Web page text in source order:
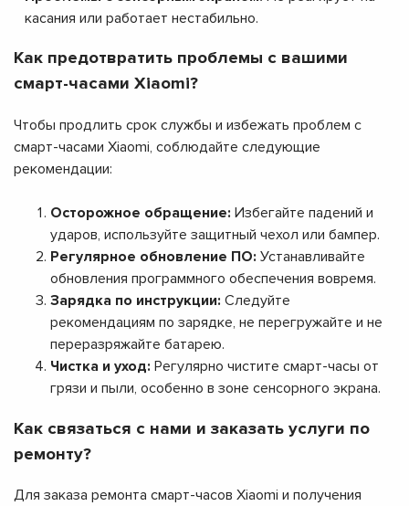
касания или работает нестабильно.
Как предотвратить проблемы с вашими
смарт-часами Xiaomi?
Чтобы продлить срок службы и избежать проблем с
смарт-часами Xiaomi, соблюдайте следующие
рекомендации:
Осторожное обращение: Избегайте падений и
ударов, используйте защитный чехол или бампер.
Регулярное обновление ПО: Устанавливайте
обновления программного обеспечения вовремя.
Зарядка по инструкции: Следуйте
рекомендациям по зарядке, не перегружайте и не
переразряжайте батарею.
Чистка и уход: Регулярно чистите смарт-часы от
грязи и пыли, особенно в зоне сенсорного экрана.
Как связаться с нами и заказать услуги по
ремонту?
Для заказа ремонта смарт-часов Xiaomi и получения